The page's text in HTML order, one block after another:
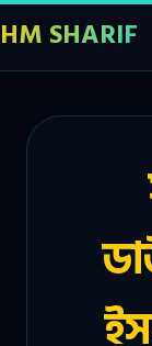
HM SHARIF